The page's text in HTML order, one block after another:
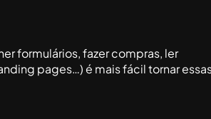
formulários, fazer compras, ler
pages…) é mais fácil tornar